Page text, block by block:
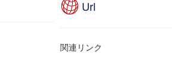
Url
関連リンク